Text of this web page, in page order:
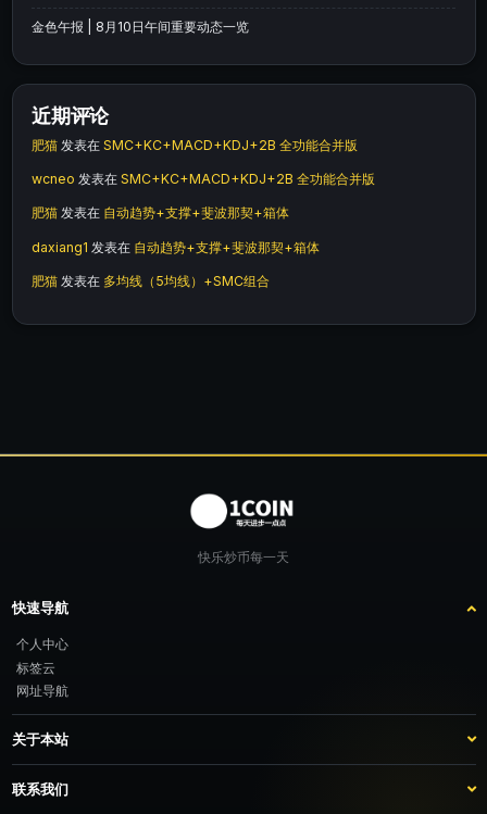
金色午报 | 8月10日午间重要动态一览
近期评论
肥猫 发表在 SMC+KC+MACD+KDJ+2B 全功能合并版
wcneo 发表在 SMC+KC+MACD+KDJ+2B 全功能合并版
肥猫 发表在 自动趋势+支撑+斐波那契+箱体
daxiang1 发表在 自动趋势+支撑+斐波那契+箱体
肥猫 发表在 多均线（5均线）+SMC组合
快乐炒币每一天
快速导航
个人中心
标签云
网址导航
关于本站
站点介绍
客服咨询
联系我们